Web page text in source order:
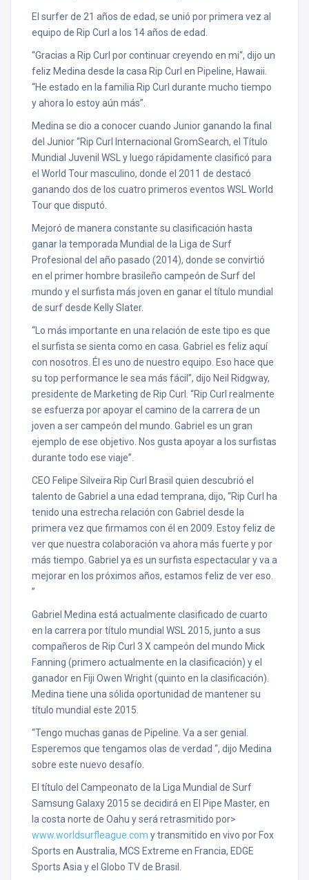
El surfer de 21 años de edad, se unió por primera vez al
equipo de Rip Curl a los 14 años de edad.
“Gracias a Rip Curl por continuar creyendo en mi“, dijo un
feliz Medina desde la casa Rip Curl en Pipeline, Hawaii.
“He estado en la familia Rip Curl durante mucho tiempo
y ahora lo estoy aún más”.
Medina se dio a conocer cuando Junior ganando la final
del Junior “Rip Curl Internacional GromSearch, el Título
Mundial Juvenil WSL y luego rápidamente clasificó para
el World Tour masculino, donde el 2011 de destacó
ganando dos de los cuatro primeros eventos WSL World
Tour que disputó.
Mejoró de manera constante su clasificación hasta
ganar la temporada Mundial de la Liga de Surf
Profesional del año pasado (2014), donde se convirtió
en el primer hombre brasileño campeón de Surf del
mundo y el surfista más joven en ganar el título mundial
de surf desde Kelly Slater.
“Lo más importante en una relación de este tipo es que
el surfista se sienta como en casa. Gabriel es feliz aquí
con nosotros. Él es uno de nuestro equipo. Eso hace que
su top performance le sea más fácil”, dijo Neil Ridgway,
presidente de Marketing de Rip Curl. “Rip Curl realmente
se esfuerza por apoyar el camino de la carrera de un
joven a ser campeón del mundo. Gabriel es un gran
ejemplo de ese objetivo. Nos gusta apoyar a los surfistas
durante todo ese viaje”.
CEO Felipe Silveira Rip Curl Brasil quien descubrió el
talento de Gabriel a una edad temprana, dijo, “Rip Curl ha
tenido una estrecha relación con Gabriel desde la
primera vez que firmamos con él en 2009. Estoy feliz de
ver que nuestra colaboración va ahora más fuerte y por
más tiempo. Gabriel ya es un surfista espectacular y va a
mejorar en los próximos años, estamos feliz de ver eso.
”
Gabriel Medina está actualmente clasificado de cuarto
en la carrera por título mundial WSL 2015, junto a sus
compañeros de Rip Curl 3 X campeón del mundo Mick
Fanning (primero actualmente en la clasificación) y el
ganador en Fiji Owen Wright (quinto en la clasificación).
Medina tiene una sólida oportunidad de mantener su
título mundial este 2015.
“Tengo muchas ganas de Pipeline. Va a ser genial.
Esperemos que tengamos olas de verdad “, dijo Medina
sobre este nuevo desafío.
El título del Campeonato de la Liga Mundial de Surf
Samsung Galaxy 2015 se decidirá en El Pipe Master, en
la costa norte de Oahu y será retrasmitido por>
www.worldsurfleague.com y transmitido en vivo por Fox
Sports en Australia, MCS Extreme en Francia, EDGE
Sports Asia y el Globo TV de Brasil.